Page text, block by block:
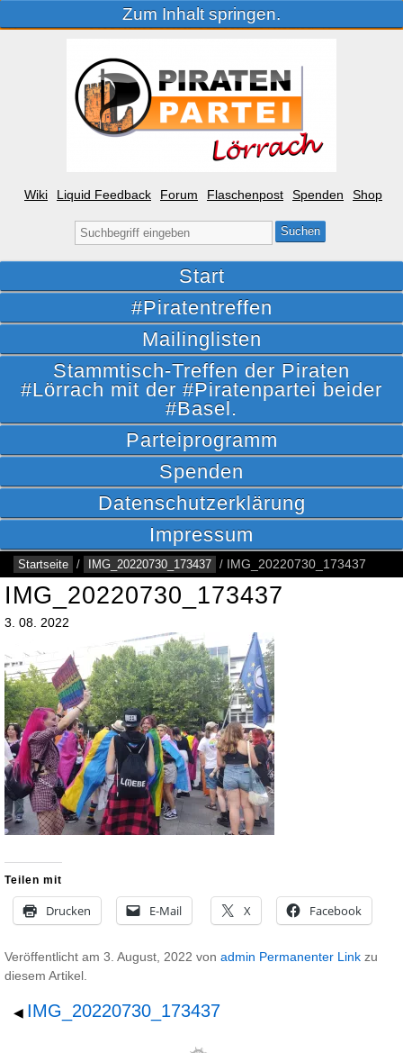
Zum Inhalt springen.
Wiki Liquid Feedback Forum Flaschenpost Spenden Shop
Suche
nach:
Start
#Piratentreffen
Mailinglisten
Stammtisch-Treffen der Piraten
#Lörrach mit der #Piratenpartei beider
#Basel.
Parteiprogramm
Spenden
Datenschutzerklärung
Impressum
Startseite / IMG_20220730_173437 / IMG_20220730_173437
IMG_20220730_173437
3. 08. 2022
Teilen mit
Drucken E-Mail X Facebook
Veröffentlicht am 3. August, 2022 von admin Permanenter Link zu
diesem Artikel.
◀ IMG_20220730_173437